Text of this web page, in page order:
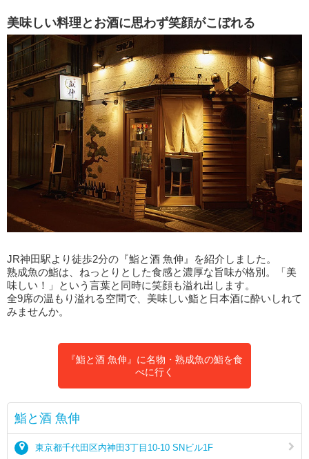
美味しい料理とお酒に思わず笑顔がこぼれる
JR神田駅より徒歩2分の『鮨と酒 魚伸』を紹介しました。
熟成魚の鮨は、ねっとりとした食感と濃厚な旨味が格別。「美
味しい！」という言葉と同時に笑顔も溢れ出します。
全9席の温もり溢れる空間で、美味しい鮨と日本酒に酔いしれて
みませんか。
『鮨と酒 魚伸』に名物・熟成魚の鮨を食
べに行く
鮨と酒 魚伸
東京都千代田区内神田3丁目10-10 SNビル1F